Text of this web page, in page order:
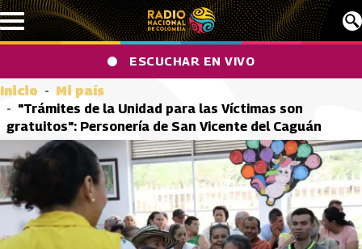
Pasar al contenido principal
ESCUCHAR EN VIVO
Inicio
Mi país
"Trámites de la Unidad para las Víctimas son
gratuitos": Personería de San Vicente del Caguán